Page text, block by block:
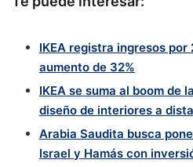
IKEA registra ingresos
aumento de 32%
IKEA se suma al boom de
diseño de interiores a
Arabia Saudita busca
Israel y Hamás con